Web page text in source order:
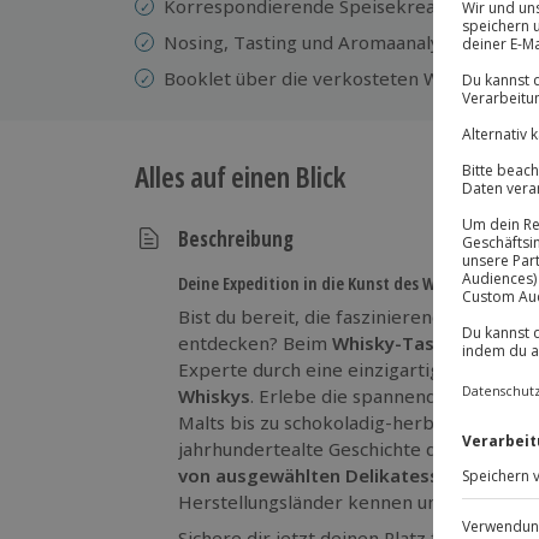
Korrespondierende Speisekreationen als
Nosing, Tasting und Aromaanalyse
Booklet über die verkosteten Whiskies
Alles auf einen Blick
Beschreibung
Deine Expedition in die Kunst des Whiskys!
Bist du bereit, die faszinierende Welt des
entdecken? Beim Whisky-Tasting in
Experte durch eine einzigartige
Whiskys. Erlebe die spannende Reise
Malts bis zu schokoladig-herben
jahrhundertealte Geschichte dieser edlen
von ausgewählten Delikatessen , lernst
Herstellungsländer kennen und wirst